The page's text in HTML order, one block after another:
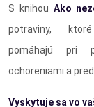
S knihou Ako
potraviny,
pomáhajú pri
ochoreniami a
Vyskytuje sa vo